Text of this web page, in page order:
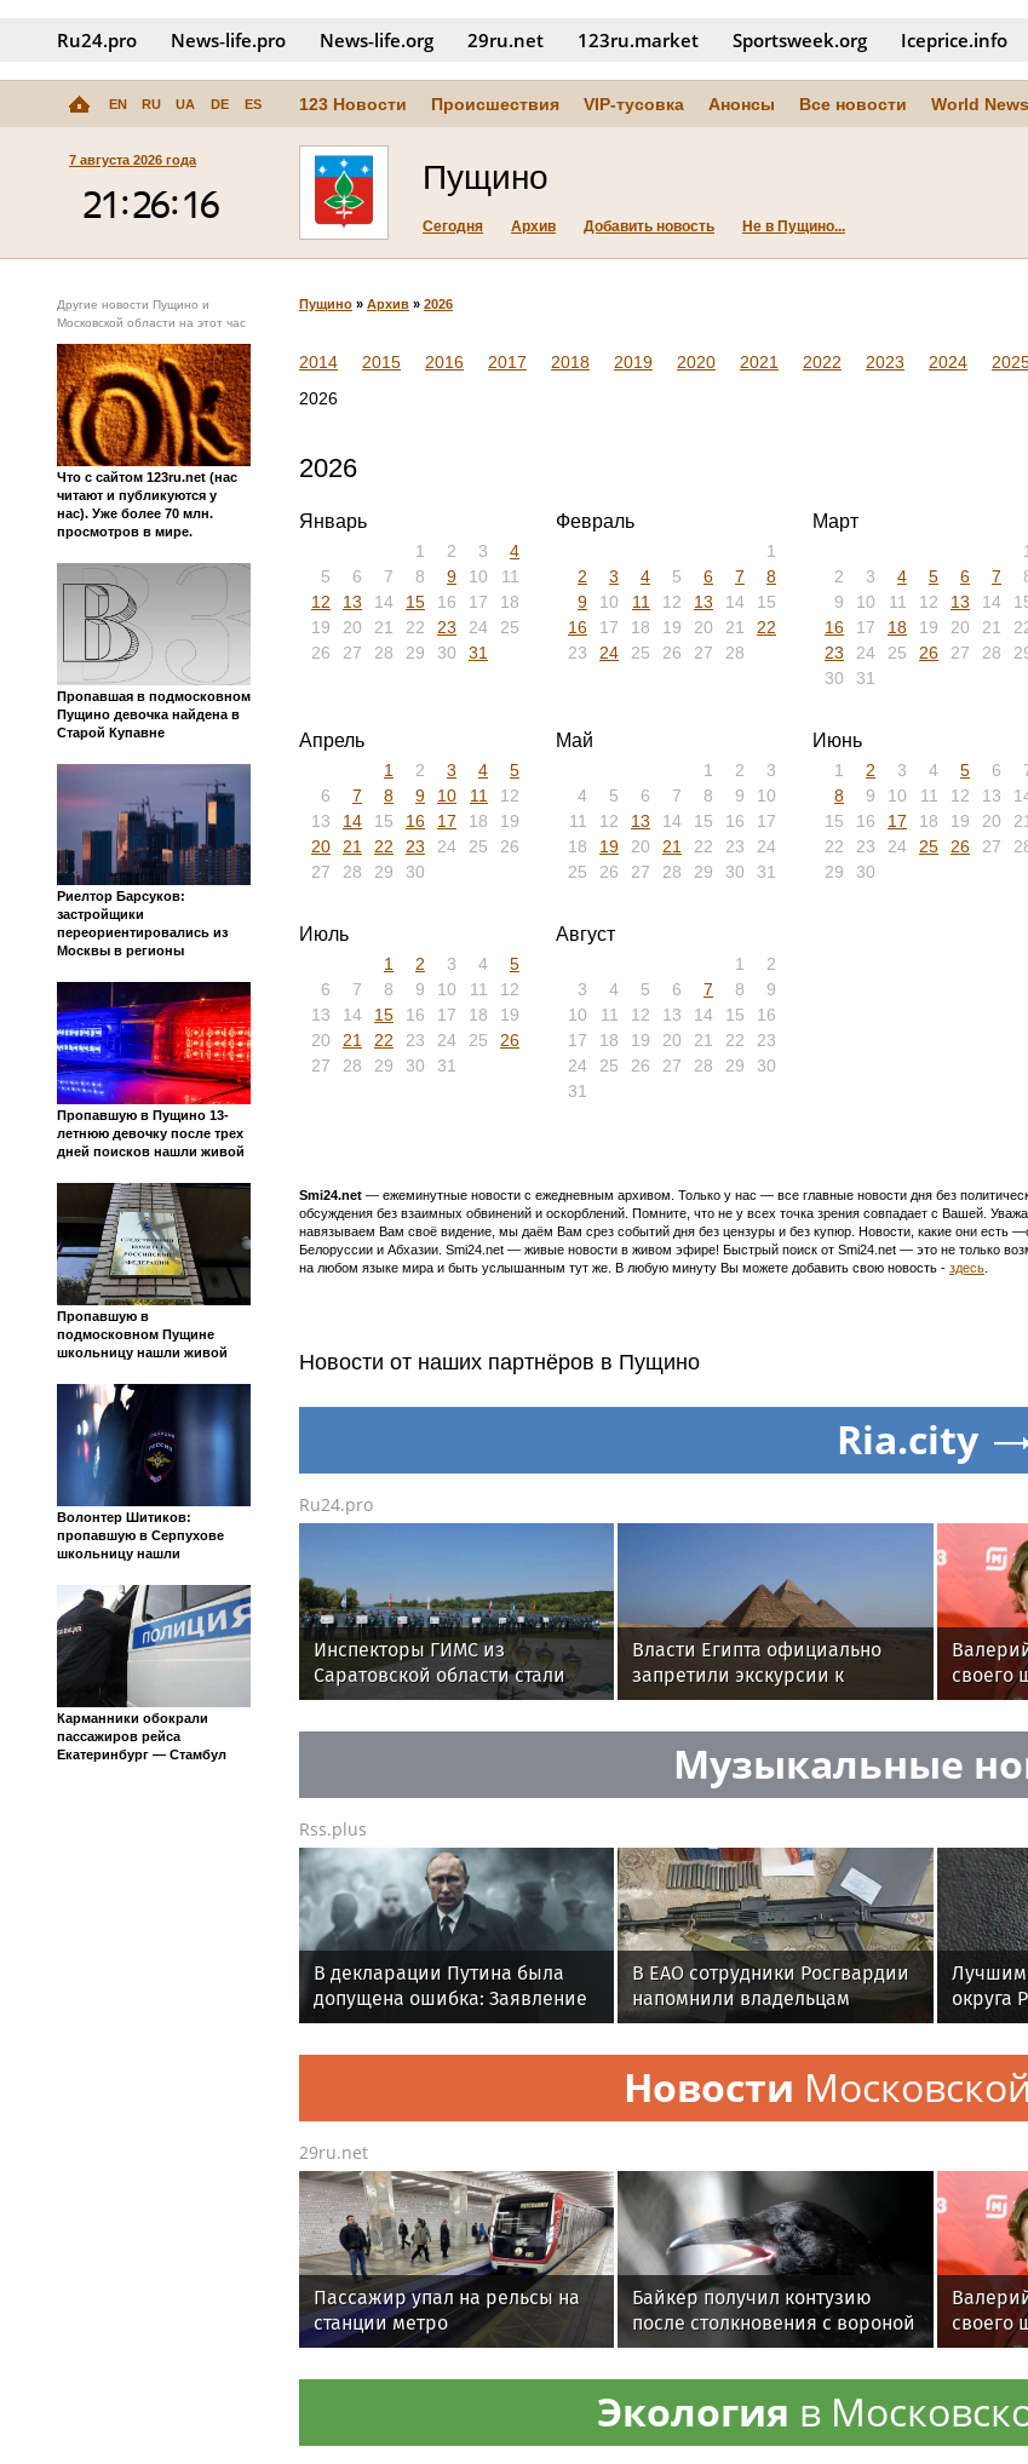
Ru24.pro News‑life.pro News‑life.org 29ru.net 123ru.market Sportsweek.org Iceprice.info
EN RU UA DE ES 123 Новости Происшествия VIP-тусовка Анонсы Все новости World News
7 августа 2026 года Пущино
Сегодня Архив Добавить новость Не в Пущино...
Другие новости Пущино и
Московской области на этот час
Что с сайтом 123ru.net (нас
читают и публикуются у
нас). Уже более 70 млн.
просмотров в мире.
Пропавшая в подмосковном
Пущино девочка найдена в
Старой Купавне
Риелтор Барсуков:
застройщики
переориентировались из
Москвы в регионы
Пропавшую в Пущино 13-
летнюю девочку после трех
дней поисков нашли живой
Пропавшую в
подмосковном Пущине
школьницу нашли живой
Волонтер Шитиков:
пропавшую в Серпухове
школьницу нашли
Карманники обокрали
пассажиров рейса
Екатеринбург — Стамбул
Пущино » Архив » 2026
2014 2015 2016 2017 2018 2019 2020 2021 2022 2023 2024
2026
2026
Январь
1 2 3
4
5
6 7 8 9 10
11
12
13 14 15 16 17
18
19
20 21 22 23 24
25
26
27 28 29 30 31
Февраль
1
2
3 4 5 6 7
8
9
10 11 12 13 14
15
16
17 18 19 20 21
22
23
24 25 26 27 28
Март
1
2
3 4 5 6 7
9
10 11 12 13 14
16
17 18 19 20 21
23
24 25 26 27 28
30
31
Апрель
1 2 3 4
5
6
7 8 9 10 11
12
13
14 15 16 17 18
19
20
21 22 23 24 25
26
27
28 29 30
Май
1 2
3
4
5 6 7 8 9
10
11
12 13 14 15 16
17
18
19 20 21 22 23
24
25
26 27 28 29 30 31
Июнь
1 2 3 4 5 6
8
9 10 11 12 13
15
16 17 18 19 20
21
22
23 24 25 26 27
29
30
Июль
1 2 3 4
5
6
7 8 9 10 11
12
13
14 15 16 17 18
19
20
21 22 23 24 25
26
27
28 29 30 31
Август
1
2
3
4 5 6 7 8
9
10
11 12 13 14 15
16
17
18 19 20 21 22
23
24
25 26 27 28 29
30
31
Smi24.net — ежеминутные новости с ежедневным архивом. Только у нас — все главные новости дня без
обсуждения без взаимных обвинений и оскорблений. Помните, что не у всех точка зрения совпадает с Вашей.
навязываем Вам своё видение, мы даём Вам срез событий дня без цензуры и без купюр. Новости, какие они есть
Белоруссии и Абхазии. Smi24.net — живые новости в живом эфире! Быстрый поиск от Smi24.net — это не только
на любом языке мира и быть услышанным тут же. В любую минуту Вы можете добавить свою новость - здесь
Новости от наших партнёров в Пущино
Ria.city
Ru24.pro
Инспекторы ГИМС из
Саратовской области стали
победителями XIX
Власти Египта официально
запретили экскурсии к
пирамидам из-за жары
своего
Музыкальные
Rss.plus
В декларации Путина была
допущена ошибка: Заявление
ЦИК России
В ЕАО сотрудники Росгвардии
напомнили владельцам
оружия о последствиях
несвоевременной оплаты
штрафов
округа
Новости
29ru.net
Пассажир упал на рельсы на
станции метро
«Полежаевская»
Байкер получил контузию
после столкновения с вороной
в Подмосковье
своего
Экология в